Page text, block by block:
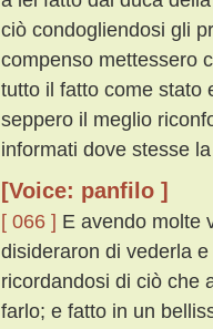
ciò condogliendosi gli
compenso mettessero
tutto il fatto come stato
seppero il meglio
informati dove stesse
[Voice: panfilo ]
[ 066 ] E avendo molte
disideraron di vederla
ricordandosi di ciò che
farlo; e fatto in un